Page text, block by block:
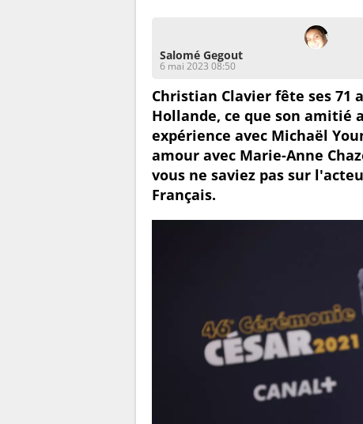
Salomé Gegout
6 mai 2023 08:50
Christian Clavier fête ses 71
Hollande, ce que son amitié
expérience avec Michaël
amour avec Marie-Anne
vous ne saviez pas sur
Français.